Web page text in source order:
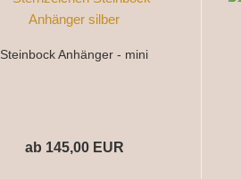
Steinbock Anhänger - mini
ab 145,00 EUR